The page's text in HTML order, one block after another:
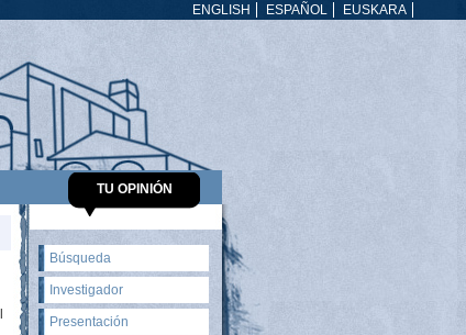
EUSKARA
ESPAÑOL
ENGLISH
TU OPINIÓN
Búsqueda
Investigador
Presentación